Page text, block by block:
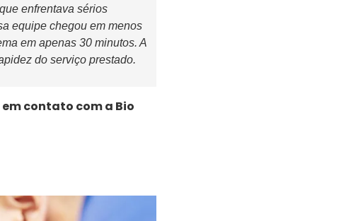
enfrentava sérios
equipe chegou em menos
em apenas 30 minutos. A
do serviço prestado.
contato com a Bio